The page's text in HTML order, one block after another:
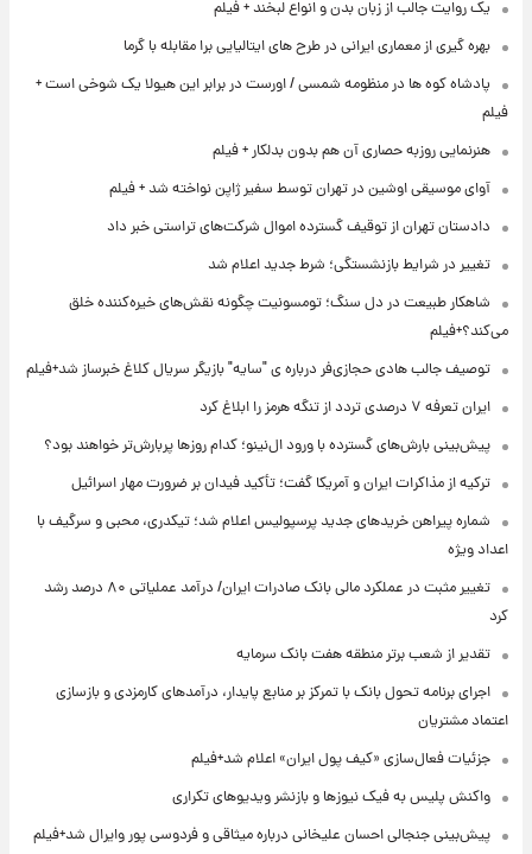
یک روایت جالب از زبان بدن و انواع لبخند + فیلم
بهره گیری از معماری ایرانی در طرح های ایتالیایی برا مقابله با گرما
پادشاه کوه ها در منظومه شمسی / اورست در برابر این هیولا یک شوخی است +
فیلم
هنرنمایی روزبه حصاری آن هم بدون بدلکار + فیلم
آوای موسیقی اوشین در تهران توسط سفیر ژاپن نواخته شد + فیلم
دادستان تهران از توقیف گسترده اموال شرکت‌های تراستی خبر داد
تغییر در شرایط بازنشستگی؛ شرط جدید اعلام شد
شاهکار طبیعت در دل سنگ؛ تومسونیت چگونه نقش‌های خیره‌کننده خلق
می‌کند؟+فیلم
توصیف جالب هادی حجازی‌فر درباره ی "سایه" بازیگر سریال کلاغ خبرساز شد+فیلم
ایران تعرفه ۷ درصدی تردد از تنگه هرمز را ابلاغ کرد
پیش‌بینی بارش‌های گسترده با ورود ال‌نینو؛ کدام روزها پربارش‌تر خواهند بود؟
ترکیه از مذاکرات ایران و آمریکا گفت؛ تأکید فیدان بر ضرورت مهار اسرائیل
شماره پیراهن خریدهای جدید پرسپولیس اعلام شد؛ تیکدری، محبی و سرگیف با
اعداد ویژه
تغییر مثبت در عملکرد مالی بانک صادرات ایران/ درآمد عملیاتی ۸۰ درصد رشد
کرد
تقدیر از شعب برتر منطقه هفت بانک سرمایه
اجرای برنامه تحول بانک با تمرکز بر منابع پایدار، درآمدهای کارمزدی و بازسازی
اعتماد مشتریان
جزئیات فعال‌سازی «کیف پول ایران» اعلام شد+فیلم
واکنش پلیس به فیک نیوزها و بازنشر ویدیوهای تکراری
پیش‌بینی جنجالی احسان علیخانی درباره میثاقی و فردوسی پور وایرال شد+فیلم